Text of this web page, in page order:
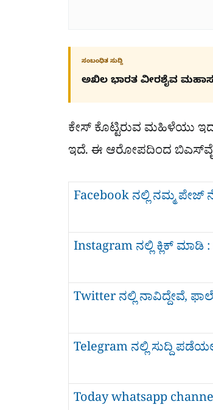
ಸಂಬಂಧಿತ ಸುದ್ದಿ
ಅಖಿಲ ಭಾರತ ವೀರಶೈವ
ಕೇಸ್​ ಕೊಟ್ಟಿರುವ ಮಹಿಳೆಯು
ಇದೆ. ಈ ಆರೋಪದಿಂದ ಬಿಎಸ್​ವೈ
Facebook ನಲ್ಲಿ ನಮ್ಮ
Instagram ನಲ್ಲಿ ಕ್ಲಿಕ್​ ಮಾಡಿ
Twitter ನಲ್ಲಿ ನಾವಿದ್ದೇವೆ,
Telegram ನಲ್ಲಿ ಸುದ್ದಿ
Today whatsapp